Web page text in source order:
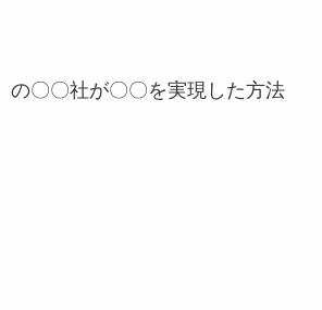
の〇〇社が〇〇を実現した方法